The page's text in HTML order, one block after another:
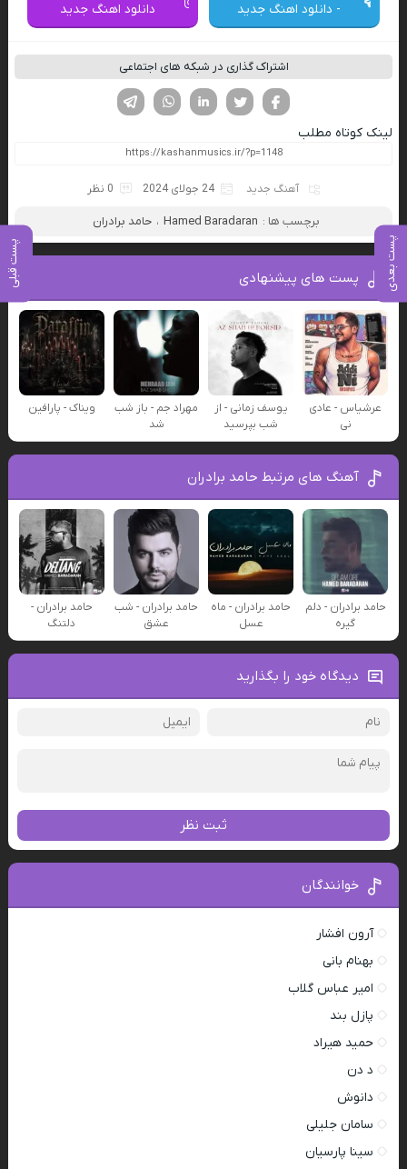
پست بعدی پست قبلی
- دانلود اهنگ جدید
دانلود اهنگ جدید
اشتراک گذاری در شبکه های اجتماعی
لینکدین تویتر
فیسوک
لینک کوتاه مطلب
آهنگ جدید 24 جولای 2024 0 نظر
برچسب ها : Hamed Baradaran ، حامد برادران
پست های پیشنهادی
عرشیاس - عادی
نی
یوسف زمانی - از
شب بپرسید
مهراد جم - باز شب
شد
ویناک - پارافین
آهنگ های مرتبط حامد برادران
حامد برادران - دلم
گیره
حامد برادران - ماه
عسل
حامد برادران - شب
عشق
حامد برادران -
دلتنگ
دیدگاه خود را بگذارید
ثبت نظر
خوانندگان
آرون افشار
بهنام بانی
امیر عباس گلاب
پازل بند
حمید هیراد
د دن
دانوش
سامان جلیلی
سینا پارسیان